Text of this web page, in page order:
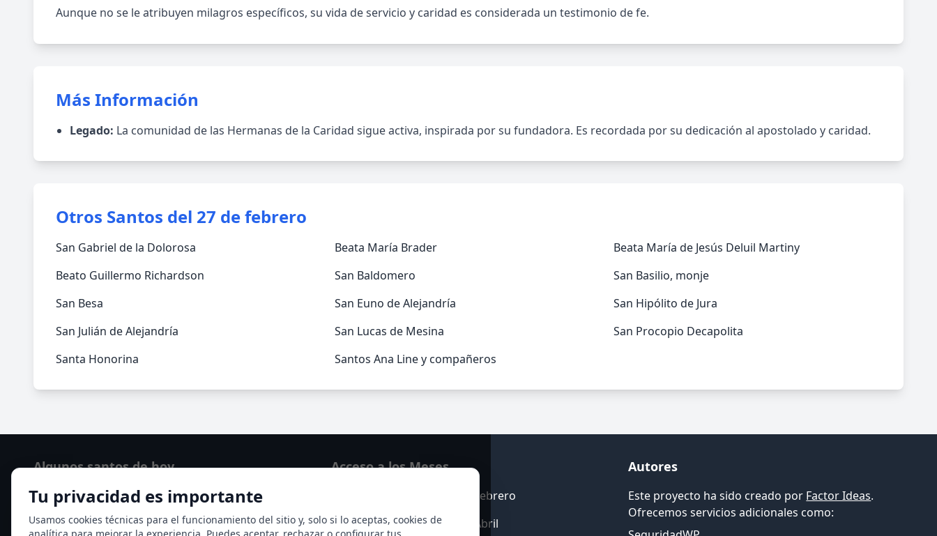
Aunque no se le atribuyen milagros específicos, su vida de servicio y caridad es considerada un testimonio de fe.
Más Información
Legado: La comunidad de las Hermanas de la Caridad sigue activa, inspirada por su fundadora. Es recordada por su dedicación al apostolado y caridad.
Otros Santos del 27 de febrero
San Gabriel de la Dolorosa Beata María Brader
Beata María de Jesús Deluil Martiny
Beato Guillermo Richardson
San Baldomero
San Basilio, monje
San Besa
San Euno de Alejandría
San Hipólito de Jura
San Julián de Alejandría
San Lucas de Mesina
San Procopio Decapolita
Santa Honorina
Santos Ana Line y compañeros
Tu privacidad es importante
Usamos cookies técnicas para el funcionamiento del sitio y, solo si lo aceptas, cookies de
Algunos santos de hoy
Santo Domingo de Guzmán
Ver todos los santos de hoy
Acceso a los Meses
Febrero
Marzo
Abril
Autores
Este proyecto ha sido creado por Factor Ideas.
Ofrecemos servicios adicionales como: